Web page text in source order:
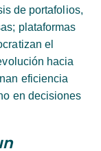
de portafolios,
plataformas
el
hacia
eficiencia
en decisiones